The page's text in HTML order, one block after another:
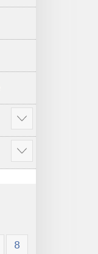
Show
more
Show
more
8